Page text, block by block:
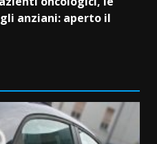
anziani: aperto il